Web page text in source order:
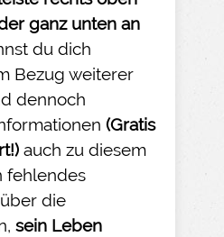
ganz unten an
du dich
Bezug weiterer
dennoch
(Gratis
auch zu diesem
fehlendes
die
sein Leben